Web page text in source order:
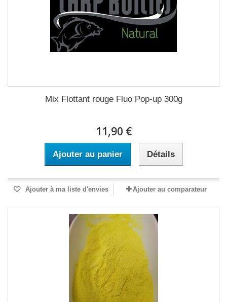
Mix Flottant rouge Fluo Pop-up 300g
11,90 €
Ajouter au panier Détails
Ajouter à ma liste d'envies Ajouter au comparateur